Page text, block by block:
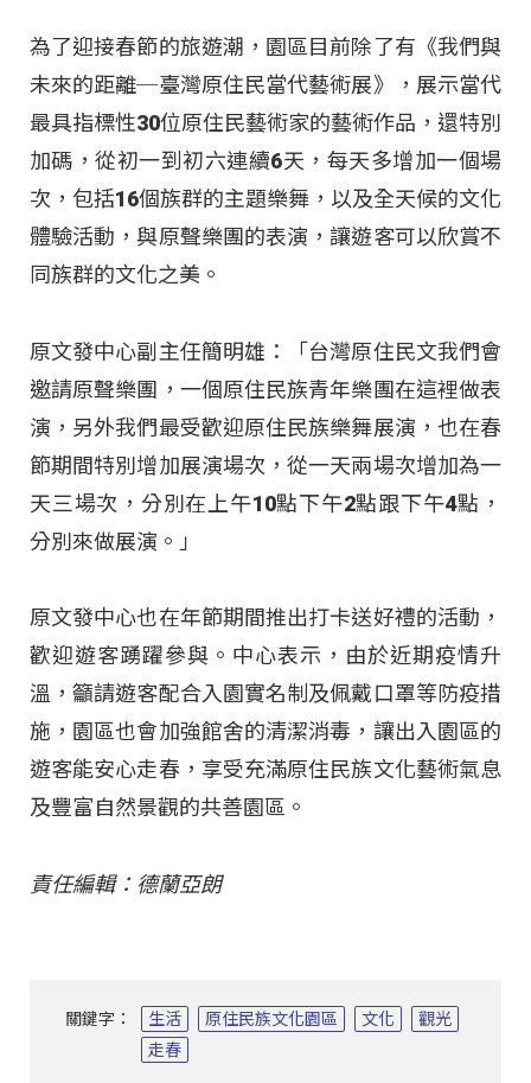
為了迎接春節的旅遊潮，園區目前除了有《我們與
未來的距離─臺灣原住民當代藝術展》，展示當代
最具指標性30位原住民藝術家的藝術作品，還特別
加碼，從初一到初六連續6天，每天多增加一個場
次，包括16個族群的主題樂舞，以及全天候的文化
體驗活動，與原聲樂團的表演，讓遊客可以欣賞不
同族群的文化之美。
原文發中心副主任簡明雄：「台灣原住民文我們會
邀請原聲樂團，一個原住民族青年樂團在這裡做表
演，另外我們最受歡迎原住民族樂舞展演，也在春
節期間特別增加展演場次，從一天兩場次增加為一
天三場次，分別在上午10點下午2點跟下午4點，
分別來做展演。」
原文發中心也在年節期間推出打卡送好禮的活動，
歡迎遊客踴躍參與。中心表示，由於近期疫情升
溫，籲請遊客配合入園實名制及佩戴口罩等防疫措
施，園區也會加強館舍的清潔消毒，讓出入園區的
遊客能安心走春，享受充滿原住民族文化藝術氣息
及豐富自然景觀的共善園區。
責任編輯：德蘭亞朗
關鍵字： 生活 原住民族文化園區 文化
觀光
走春